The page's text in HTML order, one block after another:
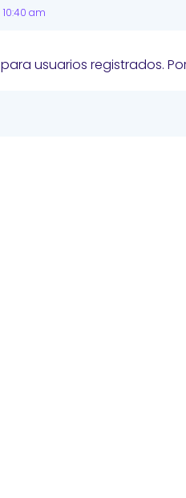
10:40 am
usuarios registrados.